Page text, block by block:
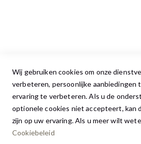
Wij gebruiken cookies om onze
verbeteren, persoonlijke aanbiedingen
ervaring te verbeteren. Als u de
optionele cookies niet accepteert, kan
zijn op uw ervaring. Als u meer wilt
Cookiebeleid